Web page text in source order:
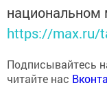
https://max.ru/
Подписывайтесь
читайте нас